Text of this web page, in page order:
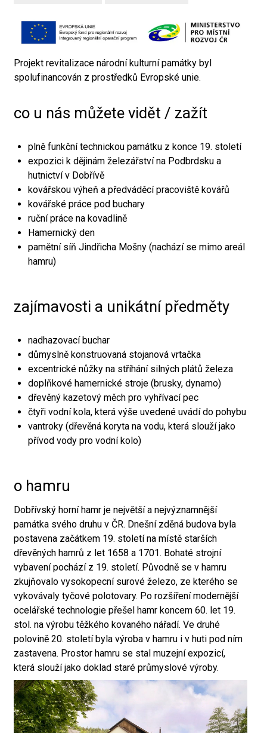
Projekt revitalizace národní kulturní památky byl
spolufinancován z prostředků Evropské unie.
co u nás můžete vidět / zažít
plně funkční technickou památku z konce 19. století
expozici k dějinám železářství na Podbrdsku a
hutnictví v Dobřívě
kovářskou výheň a předváděcí pracoviště kovářů
kovářské práce pod buchary
ruční práce na kovadlině
Hamernický den
pamětní síň Jindřicha Mošny (nachází se mimo areál
hamru)
zajímavosti a unikátní předměty
nadhazovací buchar
důmyslně konstruovaná stojanová vrtačka
excentrické nůžky na stříhání silných plátů železa
doplňkové hamernické stroje (brusky, dynamo)
dřevěný kazetový měch pro vyhřívací pec
čtyři vodní kola, která výše uvedené uvádí do pohybu
vantroky (dřevěná koryta na vodu, která slouží jako
přívod vody pro vodní kolo)
o hamru
Dobřívský horní hamr je největší a nejvýznamnější
památka svého druhu v ČR. Dnešní zděná budova byla
postavena začátkem 19. století na místě starších
dřevěných hamrů z let 1658 a 1701. Bohaté strojní
vybavení pochází z 19. století. Původně se v hamru
zkujňovalo vysokopecní surové železo, ze kterého se
vykovávaly tyčové polotovary. Po rozšíření modernější
ocelářské technologie přešel hamr koncem 60. let 19.
stol. na výrobu těžkého kovaného nářadí. Ve druhé
polovině 20. století byla výroba v hamru i v huti pod ním
zastavena. Prostor hamru se stal muzejní expozicí,
která slouží jako doklad staré průmyslové výroby.